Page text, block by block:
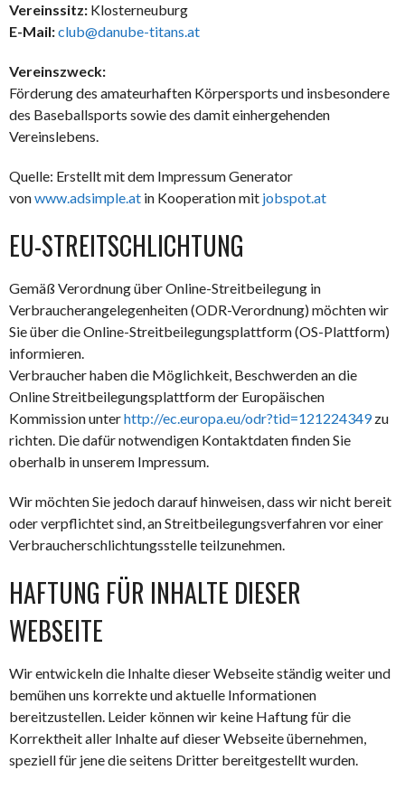
Vereinssitz: Klosterneuburg
E-Mail:club@danube-titans.at
Vereinszweck:
Förderung des amateurhaften Körpersports und insbesondere
des Baseballsports sowie des damit einhergehenden
Vereinslebens.
Quelle: Erstellt mit dem Impressum Generator
vonwww.adsimple.at in Kooperation mit jobspot.at
EU-STREITSCHLICHTUNG
Gemäß Verordnung über Online-Streitbeilegung in
Verbraucherangelegenheiten (ODR-Verordnung) möchten wir
Sie über die Online-Streitbeilegungsplattform (OS-Plattform)
informieren.
Verbraucher haben die Möglichkeit, Beschwerden an die
Online Streitbeilegungsplattform der Europäischen
Kommission unterhttp://ec.europa.eu/odr?tid=121224349zu
richten. Die dafür notwendigen Kontaktdaten finden Sie
oberhalb in unserem Impressum.
Wir möchten Sie jedoch darauf hinweisen, dass wir nicht bereit
oder verpflichtet sind, an Streitbeilegungsverfahren vor einer
Verbraucherschlichtungsstelle teilzunehmen.
HAFTUNG FÜR INHALTE DIESER
WEBSEITE
Wir entwickeln die Inhalte dieser Webseite ständig weiter und
bemühen uns korrekte und aktuelle Informationen
bereitzustellen. Leider können wir keine Haftung für die
Korrektheit aller Inhalte auf dieser Webseite übernehmen,
speziell für jene die seitens Dritter bereitgestellt wurden.